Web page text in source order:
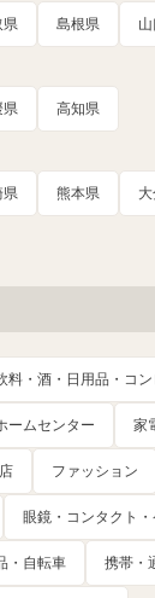
県 島根県
県 高知県
県 熊本県
料・酒・日用品・コン
ームセンター 家
ファッション
眼鏡・コンタクト
・自転車 携帯・